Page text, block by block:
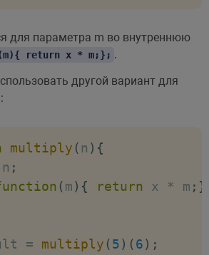
для параметра m во внутреннюю
return x * m;}; .
другой вариант для
multiply ( n ) {
n ;
(m) { return x * m ; }
= multiply (5) (6) ;